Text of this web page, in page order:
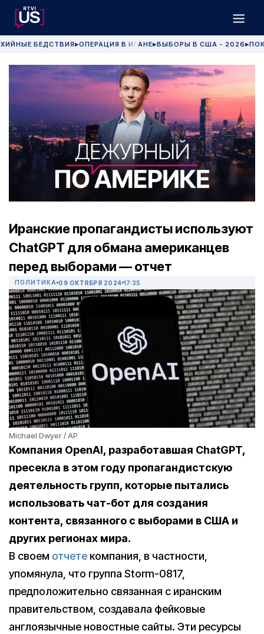
БЕДСТВИЯ▶ОПЕРАЦИЯ В ИРАНЕ▶ВЫБОРЫ В США - 2026 ▶
Иранские пропагандисты используют
ChatGPT для обмана американцев
перед выборами — отчет
ПОЛИТИКА 09 ОКТЯБРЯ 2024 17:35
Michael Dwyer / AP
Компания OpenAI, разработавшая ChatGPT,
пресекла в этом году пропагандистскую
деятельность групп, которые пытались
использовать чат-бот для создания
контента, связанного с выборами в США и
других регионах мира.
В своем отчете компания, в частности,
упомянула, что группа Storm-0817,
предположительно связанная с иранским
правительством, создавала фейковые
англоязычные новостные сайты. Эти ресурсы